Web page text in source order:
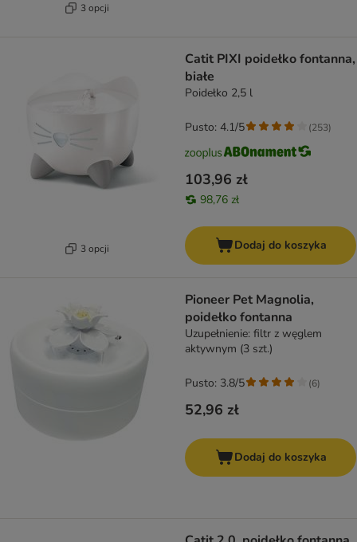
3 opcji
3 opcji
Catit PIXI poidełko fontanna,
białe
Poidełko 2,5 l
103,96 zł
98,76 zł
Pusto: 4.1/5 (253)
Dodaj do koszyka
Pioneer Pet Magnolia,
poidełko fontanna
Uzupełnienie: filtr z węglem
aktywnym (3 szt.)
52,96 zł
Pusto: 3.8/5 (6)
Dodaj do koszyka